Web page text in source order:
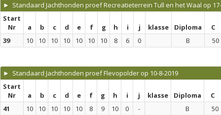
► Standaard Jachthonden proef Recreatieterrein Tull en het Waal op
Start
Nr
a b c d e f g h i j klasse Diploma
C
39
10 10 10 10 10 10 10 8 6 0 B 50
► Standaard Jachthonden proef Flevopolder op 10-8-2019
Start
Nr
a b c d e f g h i j klasse Diploma
C
41
10 10 10 10 10 8 9 10 0 - B 50